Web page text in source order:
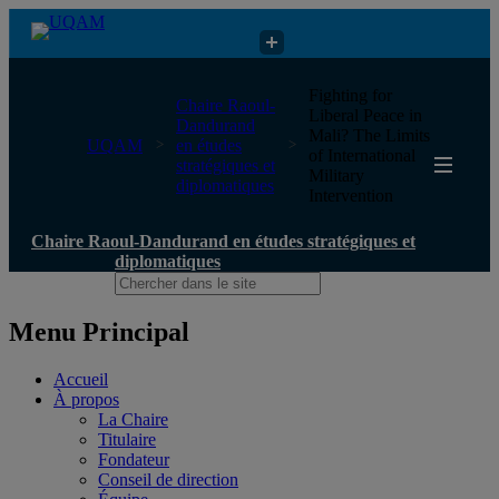
Chaire Raoul-Dandurand en études stratégiques et diplomatiques
UQAM
Chaire Raoul-
Dandurand
en études
stratégiques et
diplomatiques
Fighting for
Liberal Peace in
Mali? The Limits
of International
Military
Intervention
Chaire Raoul-Dandurand en études stratégiques et
diplomatiques
Menu Principal
Accueil
À propos
La Chaire
Titulaire
Fondateur
Conseil de direction